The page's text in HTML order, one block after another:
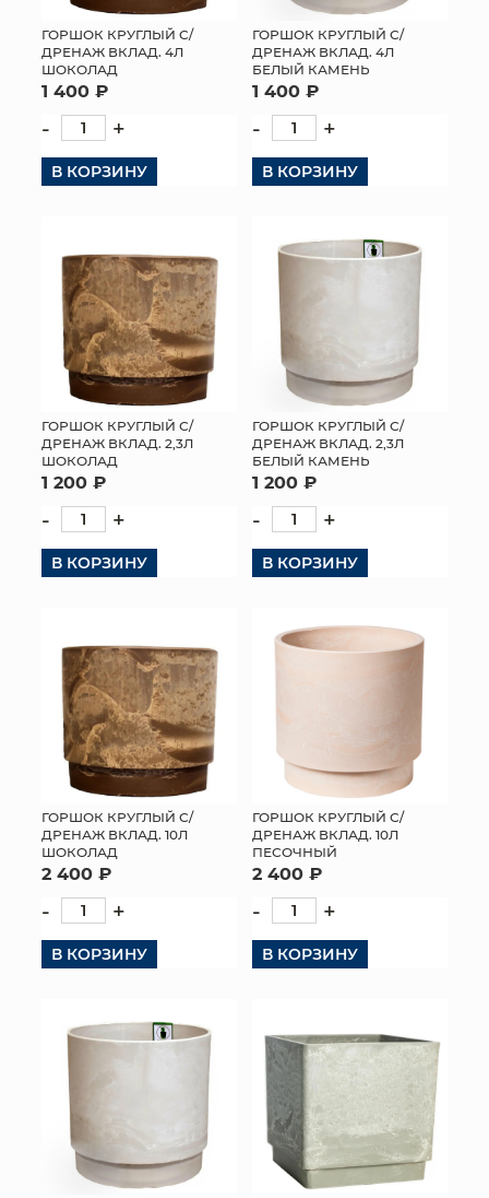
ГОРШОК КРУГЛЫЙ С/
ДРЕНАЖ ВКЛАД. 4Л
ШОКОЛАД
1 400 ₽
- +
В КОРЗИНУ
ГОРШОК КРУГЛЫЙ С/
ДРЕНАЖ ВКЛАД. 4Л
БЕЛЫЙ КАМЕНЬ
1 400 ₽
- +
В КОРЗИНУ
ГОРШОК КРУГЛЫЙ С/
ДРЕНАЖ ВКЛАД. 2,3Л
ШОКОЛАД
1 200 ₽
- +
В КОРЗИНУ
ГОРШОК КРУГЛЫЙ С/
ДРЕНАЖ ВКЛАД. 2,3Л
БЕЛЫЙ КАМЕНЬ
1 200 ₽
- +
В КОРЗИНУ
ГОРШОК КРУГЛЫЙ С/
ДРЕНАЖ ВКЛАД. 10Л
ШОКОЛАД
2 400 ₽
- +
В КОРЗИНУ
ГОРШОК КРУГЛЫЙ С/
ДРЕНАЖ ВКЛАД. 10Л
ПЕСОЧНЫЙ
2 400 ₽
- +
В КОРЗИНУ